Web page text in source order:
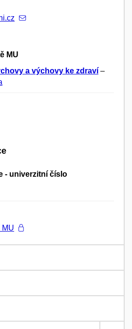
MU
a výchovy ke zdraví –
- univerzitní číslo
MU